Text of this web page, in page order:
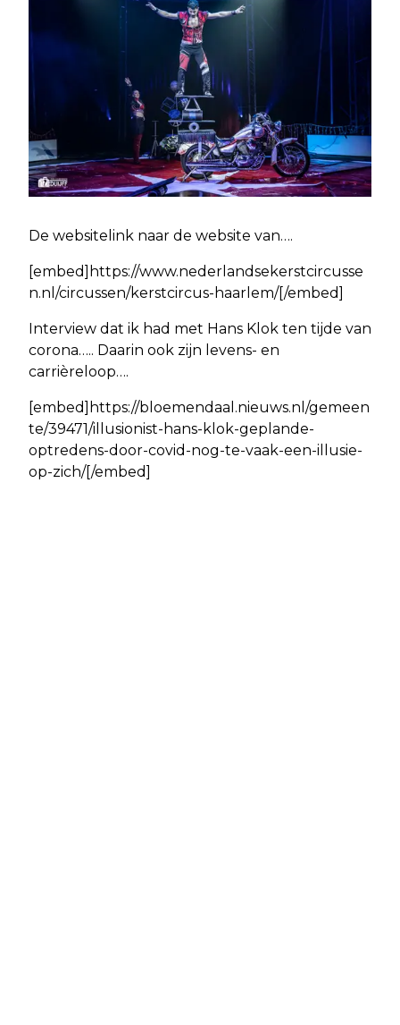
De websitelink naar de website van….
[embed]https://www.nederlandsekerstcircusse
n.nl/circussen/kerstcircus-haarlem/[/embed]
Interview dat ik had met Hans Klok ten tijde van
corona….. Daarin ook zijn levens- en
carrièreloop….
[embed]https://bloemendaal.nieuws.nl/gemeen
te/39471/illusionist-hans-klok-geplande-
optredens-door-covid-nog-te-vaak-een-illusie-
op-zich/[/embed]